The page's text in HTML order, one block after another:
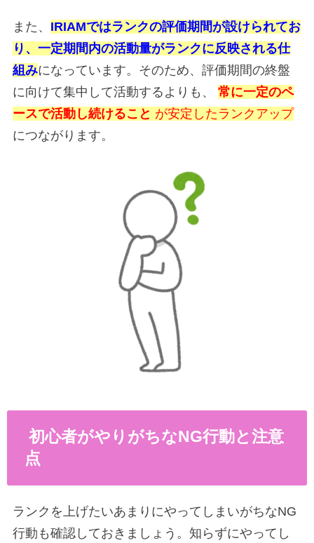
また、 IRIAMではランクの評価期間が設けられてお
り、一定期間内の活動量がランクに反映される仕
組みになっています。そのため、評価期間の終盤
に向けて集中して活動するよりも、 常に一定のペ
ースで活動し続けること が安定したランクアップ
につながります。
初心者がやりがちなNG行動と注意
点
ランクを上げたいあまりにやってしまいがちなNG
行動も確認しておきましょう。知らずにやってし